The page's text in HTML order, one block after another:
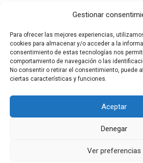
Gestionar
Para ofrecer las mejores experiencias,
cookies para almacenar y/o acceder a la
consentimiento de estas tecnologías nos
comportamiento de navegación o las
No consentir o retirar el consentimiento, puede
ciertas características y funciones.
Aceptar
Denegar
Ver preferencias
Todos los derechos © 2026 El
gracias aTema Astra para